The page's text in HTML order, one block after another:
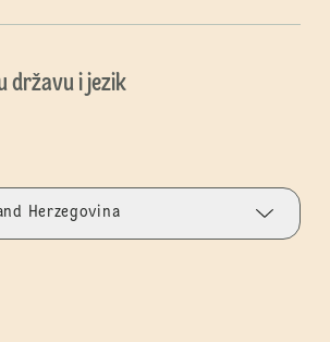
državu i jezik
Herzegovina